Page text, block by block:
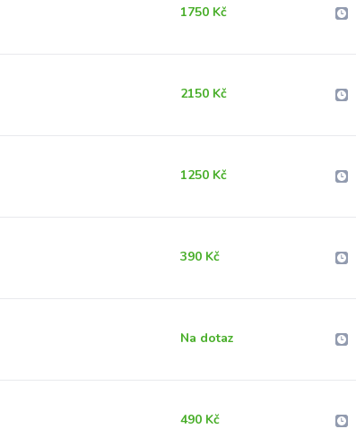
1750 Kč
2150 Kč
1250 Kč
390 Kč
Na dotaz
490 Kč